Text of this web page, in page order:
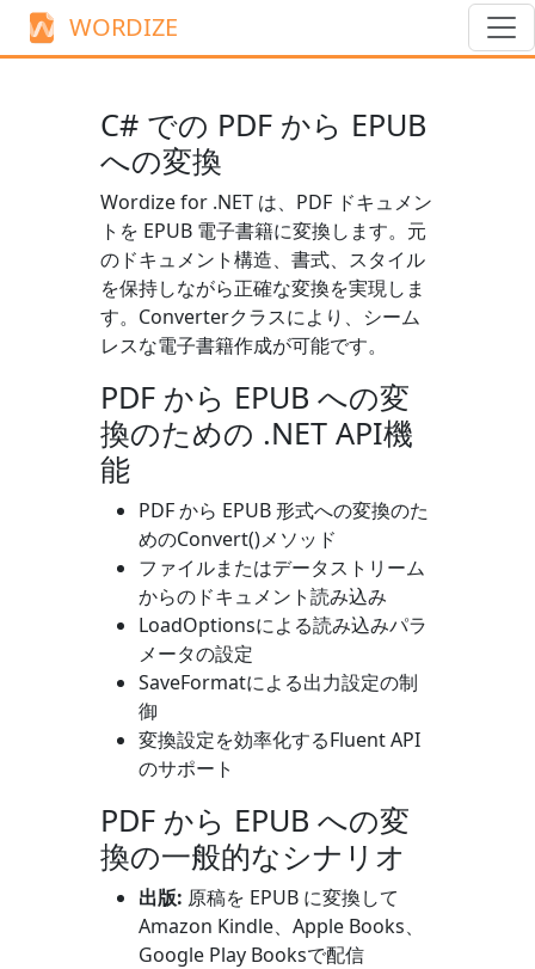
WORDIZE
C# での PDF から EPUB
への変換
Wordize for .NET は、PDF ドキュメン
トを EPUB 電子書籍に変換します。元
のドキュメント構造、書式、スタイル
を保持しながら正確な変換を実現しま
す。 Converterクラスにより、シーム
レスな電子書籍作成が可能です。
PDF から EPUB への変
換のための .NET API機
能
PDF から EPUB 形式への変換のた
めのConvert()メソッド
ファイルまたはデータストリーム
からのドキュメント読み込み
LoadOptionsによる読み込みパラ
メータの設定
SaveFormatによる出力設定の制
御
変換設定を効率化するFluent API
のサポート
PDF から EPUB への変
換の一般的なシナリオ
出版: 原稿を EPUB に変換して
Amazon Kindle、Apple Books、
Google Play Booksで配信